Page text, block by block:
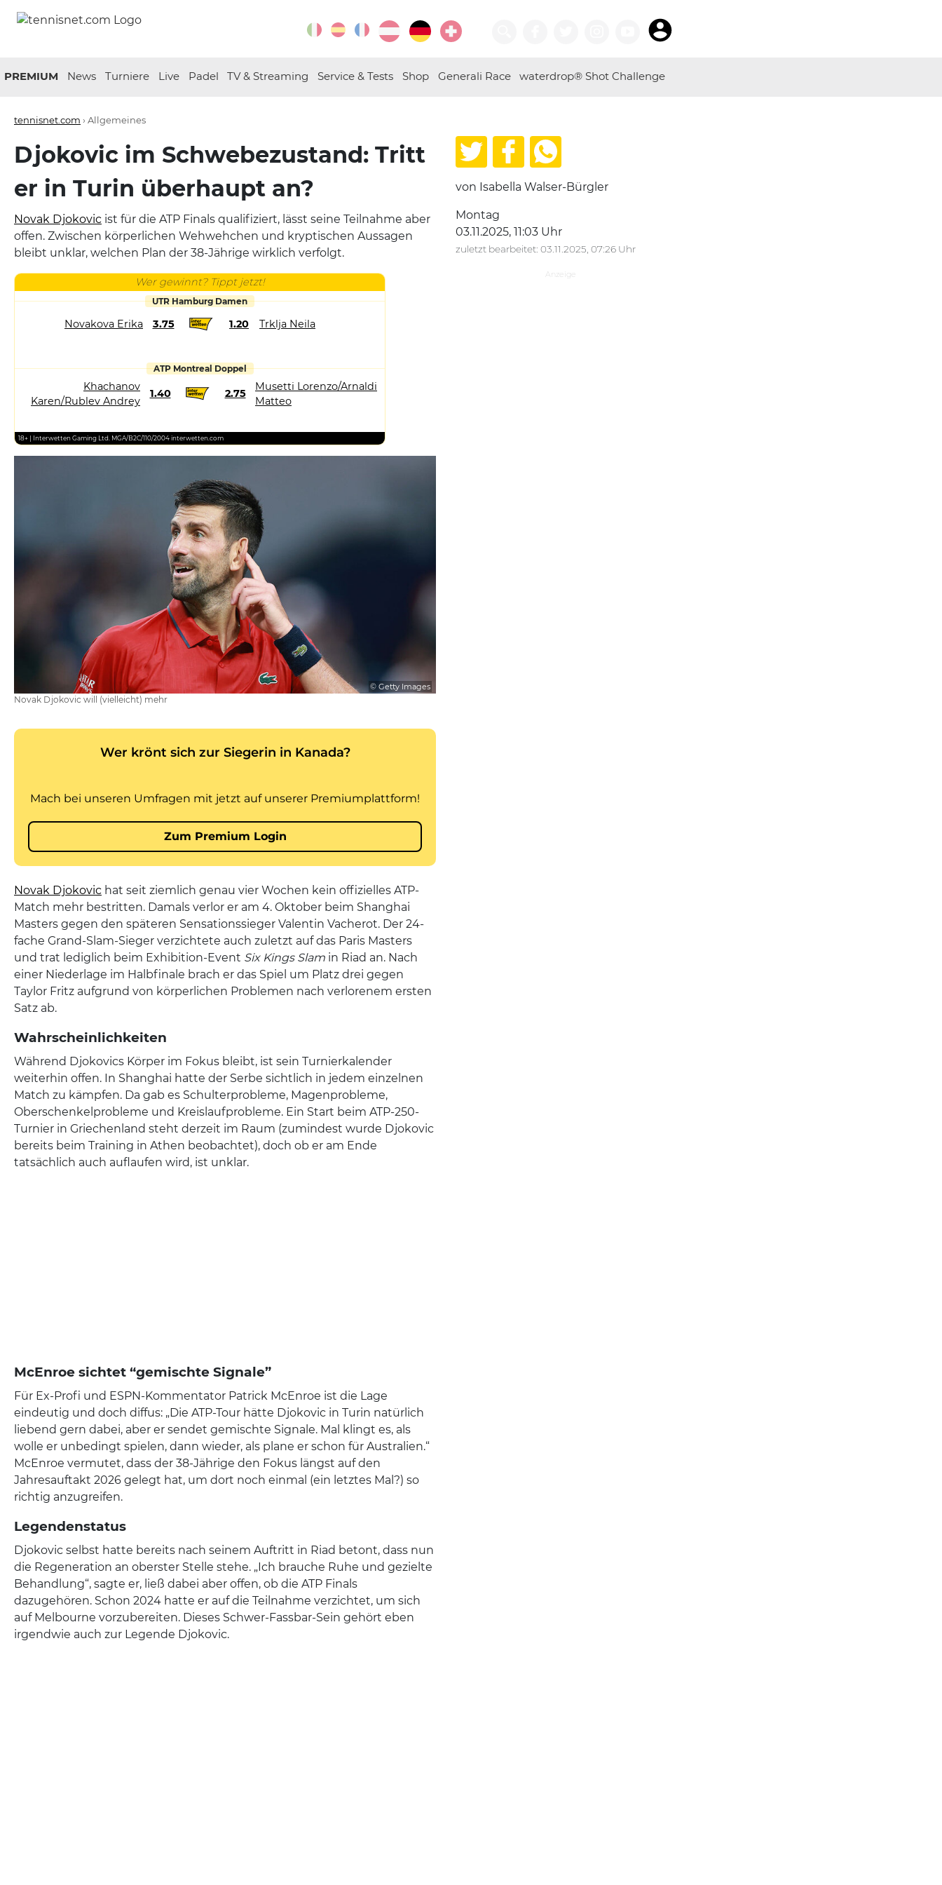
PREMIUM News Turniere Live Padel TV & Streaming Service & Tests Shop Generali Race waterdrop® Shot Challenge
tennisnet.com › Allgemeines
Djokovic im Schwebezustand: Tritt
er in Turin überhaupt an?
Novak Djokovic ist für die ATP Finals qualifiziert, lässt seine Teilnahme aber
offen. Zwischen körperlichen Wehwehchen und kryptischen Aussagen
bleibt unklar, welchen Plan der 38-Jährige wirklich verfolgt.
Wer gewinnt? Tippt jetzt!
UTR Hamburg Damen
Novakova Erika 3.75 1.20 Trklja Neila
ATP Montreal Doppel
Khachanov
Karen/Rublev Andrey
1.40 2.75
Musetti Lorenzo/Arnaldi
Matteo
18+ | Interwetten Gaming Ltd. MGA/B2C/110/2004 interwetten.com
© Getty Images
Novak Djokovic will (vielleicht) mehr
Novak Djokovic hat seit ziemlich genau vier Wochen kein offizielles ATP-
Match mehr bestritten. Damals verlor er am 4. Oktober beim Shanghai
Masters gegen den späteren Sensationssieger Valentin Vacherot. Der 24-
fache Grand-Slam-Sieger verzichtete auch zuletzt auf das Paris Masters
und trat lediglich beim Exhibition-Event Six Kings Slam in Riad an. Nach
einer Niederlage im Halbfinale brach er das Spiel um Platz drei gegen
Taylor Fritz aufgrund von körperlichen Problemen nach verlorenem ersten
Satz ab.
Wahrscheinlichkeiten
Während Djokovics Körper im Fokus bleibt, ist sein Turnierkalender
weiterhin offen. In Shanghai hatte der Serbe sichtlich in jedem einzelnen
Match zu kämpfen. Da gab es Schulterprobleme, Magenprobleme,
Oberschenkelprobleme und Kreislaufprobleme. Ein Start beim ATP-250-
Turnier in Griechenland steht derzeit im Raum (zumindest wurde Djokovic
bereits beim Training in Athen beobachtet), doch ob er am Ende
tatsächlich auch auflaufen wird, ist unklar.
McEnroe sichtet “gemischte Signale”
Für Ex-Profi und ESPN-Kommentator Patrick McEnroe ist die Lage
eindeutig und doch diffus: „Die ATP-Tour hätte Djokovic in Turin natürlich
liebend gern dabei, aber er sendet gemischte Signale. Mal klingt es, als
wolle er unbedingt spielen, dann wieder, als plane er schon für Australien.“
McEnroe vermutet, dass der 38-Jährige den Fokus längst auf den
Jahresauftakt 2026 gelegt hat, um dort noch einmal (ein letztes Mal?) so
richtig anzugreifen.
Legendenstatus
Djokovic selbst hatte bereits nach seinem Auftritt in Riad betont, dass nun
die Regeneration an oberster Stelle stehe. „Ich brauche Ruhe und gezielte
Behandlung“, sagte er, ließ dabei aber offen, ob die ATP Finals
dazugehören. Schon 2024 hatte er auf die Teilnahme verzichtet, um sich
auf Melbourne vorzubereiten. Dieses Schwer-Fassbar-Sein gehört eben
irgendwie auch zur Legende Djokovic.
von Isabella Walser-Bürgler
Montag
03.11.2025, 11:03 Uhr
zuletzt bearbeitet: 03.11.2025, 07:26 Uhr